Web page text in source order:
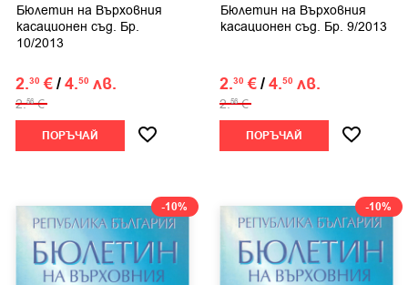
Бюлетин на Върховния
касационен съд. Бр.
10/2013
2.30 €/4.50 лв.
2.56 €
ПОРЪЧАЙ
Бюлетин на Върховния
касационен съд. Бр. 9/2013
2.30 €/4.50 лв.
2.56 €
ПОРЪЧАЙ
-10% -10%